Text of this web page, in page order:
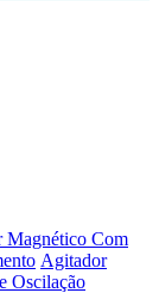
Magnético Com
Agitador
Oscilação